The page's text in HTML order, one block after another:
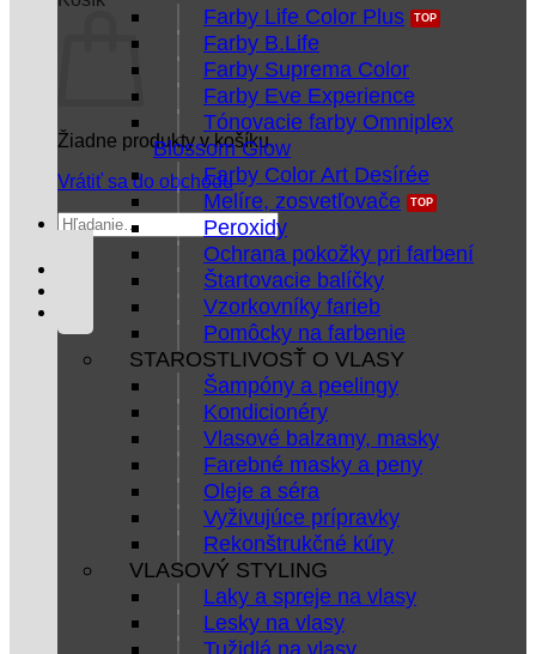
Žiadne produkty v košíku.
Vrátiť sa do obchodu
Hľadať:
Farby Life Color Plus
Farby B.Life
Farby Suprema Color
Farby Eve Experience
Tónovacie farby Omniplex
Blossom Glow
Farby Color Art Desírée
Melíre, zosvetľovače
Peroxidy
Ochrana pokožky pri farbení
Štartovacie balíčky
Vzorkovníky farieb
Pomôcky na farbenie
STAROSTLIVOSŤ O VLASY
Šampóny a peelingy
Kondicionéry
Vlasové balzamy, masky
Farebné masky a peny
Oleje a séra
Vyživujúce prípravky
Rekonštrukčné kúry
VLASOVÝ STYLING
Laky a spreje na vlasy
Lesky na vlasy
Tužidlá na vlasy